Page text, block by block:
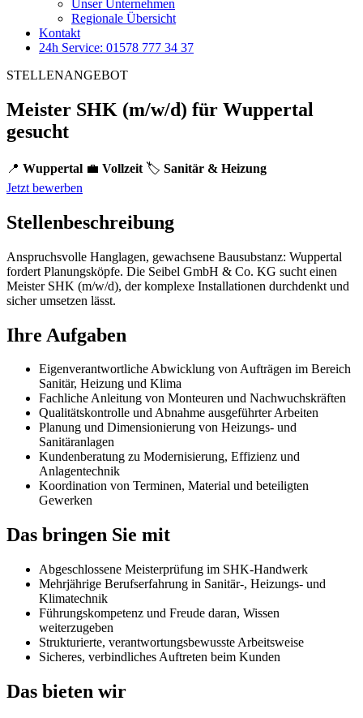
Unser Unternehmen
Regionale Übersicht
Kontakt
24h Service: 01578 777 34 37
STELLENANGEBOT
Meister SHK (m/w/d) für Wuppertal
gesucht
📍 Wuppertal 💼 Vollzeit 🏷️ Sanitär & Heizung
Jetzt bewerben
Stellenbeschreibung
Anspruchsvolle Hanglagen, gewachsene Bausubstanz: Wuppertal
fordert Planungsköpfe. Die Seibel GmbH & Co. KG sucht einen
Meister SHK (m/w/d), der komplexe Installationen durchdenkt und
sicher umsetzen lässt.
Ihre Aufgaben
Eigenverantwortliche Abwicklung von Aufträgen im Bereich
Sanitär, Heizung und Klima
Fachliche Anleitung von Monteuren und Nachwuchskräften
Qualitätskontrolle und Abnahme ausgeführter Arbeiten
Planung und Dimensionierung von Heizungs- und
Sanitäranlagen
Kundenberatung zu Modernisierung, Effizienz und
Anlagentechnik
Koordination von Terminen, Material und beteiligten
Gewerken
Das bringen Sie mit
Abgeschlossene Meisterprüfung im SHK-Handwerk
Mehrjährige Berufserfahrung in Sanitär-, Heizungs- und
Klimatechnik
Führungskompetenz und Freude daran, Wissen
weiterzugeben
Strukturierte, verantwortungsbewusste Arbeitsweise
Sicheres, verbindliches Auftreten beim Kunden
Das bieten wir